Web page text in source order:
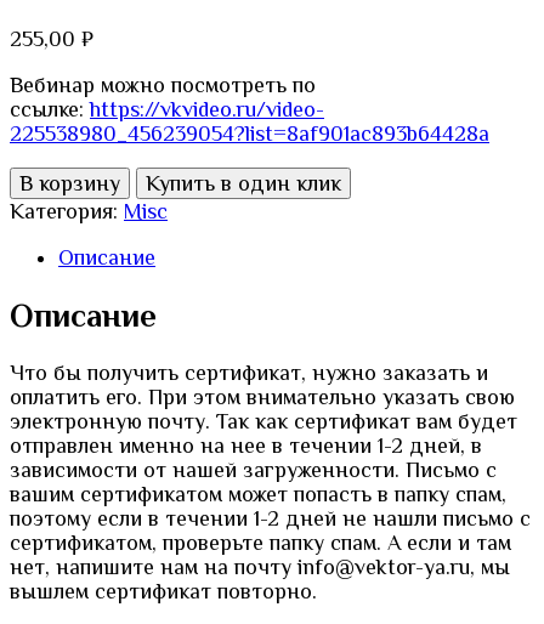
255,00 ₽
Вебинар можно посмотреть по
ссылке:https://vkvideo.ru/video-
225538980_456239054?list=8af901ac893b64428a
Количество
товара
Сертификат
в
вебинаре
тему:
«Модель
годового
плана
ДОО:
технология
создания
в
соответствии
с
В корзину
Купить в один клик
Категория: Misc
Описание
Описание
Что бы получить сертификат, нужно заказать и
оплатить его. При этом внимательно указать свою
электронную почту. Так как сертификат вам будет
отправлен именно на нее в течении 1-2 дней, в
зависимости от нашей загруженности. Письмо с
вашим сертификатом может попасть в папку спам,
поэтому если в течении 1-2 дней не нашли письмо с
сертификатом, проверьте папку спам. А если и там
нет, напишите нам на почту info@vektor-ya.ru, мы
вышлем сертификат повторно.